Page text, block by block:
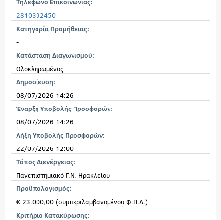
Τηλέφωνο Επικοινωνίας:
2810392450
Κατηγορία Προμήθειας:
-
Κατάσταση Διαγωνισμού:
Ολοκληρωμένος
Δημοσίευση:
08/07/2026 14:26
Έναρξη Υποβολής Προσφορών:
08/07/2026 14:26
Λήξη Υποβολής Προσφορών:
22/07/2026 12:00
Τόπος Διενέργειας:
Πανεπιστημιακό Γ.Ν. Ηρακλείου
Προϋπολογισμός:
€ 23.000,00 (συμπεριλαμβανομένου Φ.Π.Α.)
Κριτήριο Κατακύρωσης: